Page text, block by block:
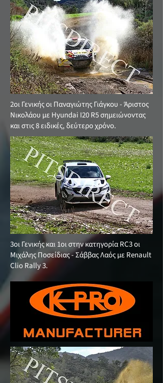
2οι Γενικής οι Παναγιώτης Γιάγκου - Άριστος
Νικολάου με Hyundai Ι20 R5 σημειώνοντας
και στις 8 ειδικές, δεύτερο χρόνο.
3οι Γενικής και 1οι στην κατηγορία RC3 οι
Μιχάλης Ποσείδιας - Σάββας Λαός με Renault
Clio Rally 3.